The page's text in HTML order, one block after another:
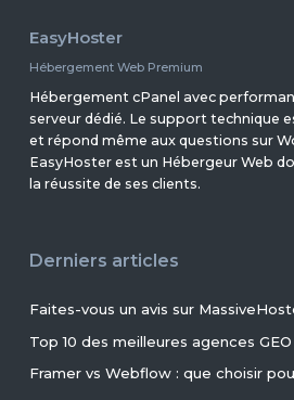
EasyHoster
Hébergement Web Premium
Hébergement cPanel avec
serveur dédié. Le support technique
et répond même aux questions sur
EasyHoster est un Hébergeur Web
la réussite de ses clients.
Derniers articles